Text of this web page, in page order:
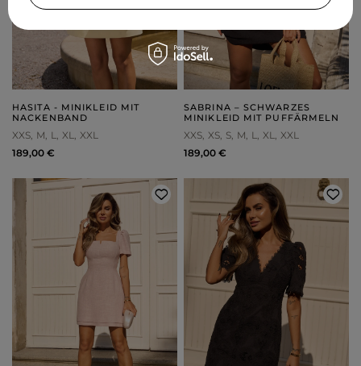
HASITA - MINIKLEID MIT
NACKENBAND
XXS M L XL XXL
189,00 €
SABRINA – SCHWARZES
MINIKLEID MIT PUFFÄRMELN
XXS XS S M L XL XXL
189,00 €